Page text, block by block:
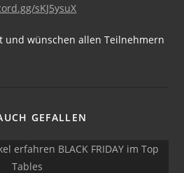
sKJ5ysuX
und wünschen allen Teilnehmern
GEFALLEN